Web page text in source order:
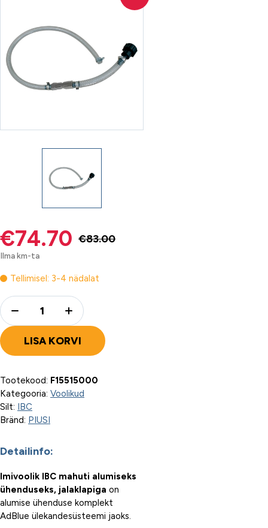
€83.00
Algne
hind
oli:
€83.00€102.92.
€74.70
Praegune
hind
on:
€74.70€92.63.
Ilma km-ta
Tellimisel: 3-4 nädalat
Quantity
LISA KORVI
Tootekood: F15515000
Kategooria: Voolikud
Silt: IBC
Bränd: PIUSI
Detailinfo:
Imivoolik IBC mahuti alumiseks
ühenduseks, jalaklapiga on
alumise ühenduse komplekt
AdBlue ülekandesüsteemi jaoks.